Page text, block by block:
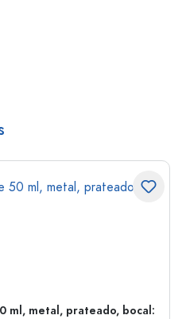
ml, metal, prateado, bocal: